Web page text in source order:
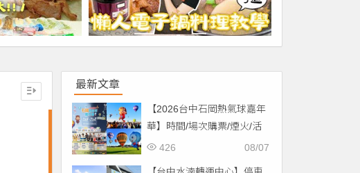
最新文章
【2026台中石岡熱氣球嘉年
華】時間/場次購票/煙火/活
動/交通，土牛運動公園登08/07
426